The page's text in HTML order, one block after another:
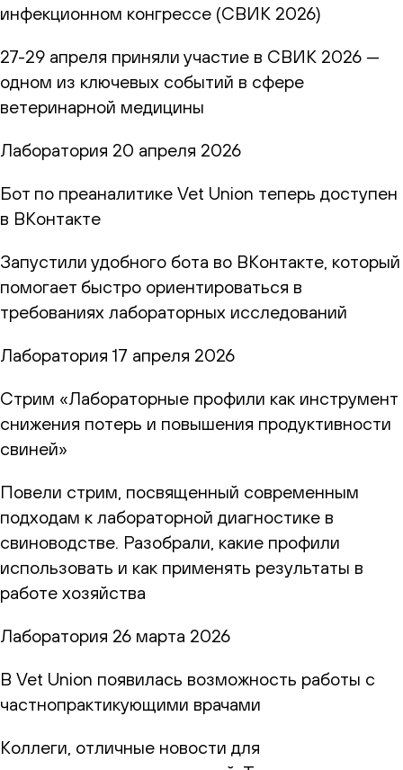
инфекционном конгрессе (СВИК 2026)
27-29 апреля приняли участие в СВИК 2026 —
одном из ключевых событий в сфере
ветеринарной медицины
Лаборатория 20 апреля 2026
Бот по преаналитике Vet Union теперь доступен
в ВКонтакте
Запустили удобного бота во ВКонтакте, который
помогает быстро ориентироваться в
требованиях лабораторных исследований
Лаборатория 17 апреля 2026
Стрим «Лабораторные профили как инструмент
снижения потерь и повышения продуктивности
свиней»
Повели стрим, посвященный современным
подходам к лабораторной диагностике в
свиноводстве. Разобрали, какие профили
использовать и как применять результаты в
работе хозяйства
Лаборатория 26 марта 2026
В Vet Union появилась возможность работы с
частнопрактикующими врачами
Коллеги, отличные новости для